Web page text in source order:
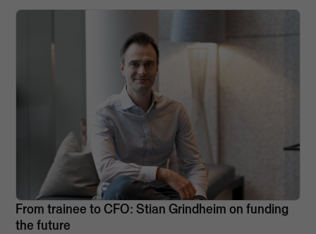
From trainee to CFO: Stian Grindheim on funding
the future